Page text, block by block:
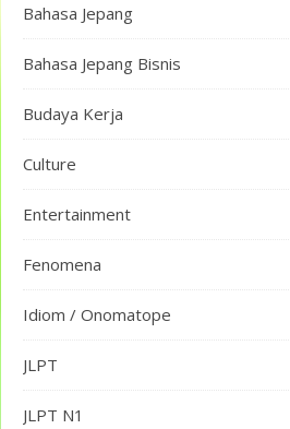
Bahasa Jepang
Bahasa Jepang Bisnis
Budaya Kerja
Culture
Entertainment
Fenomena
Idiom / Onomatope
JLPT
JLPT N1